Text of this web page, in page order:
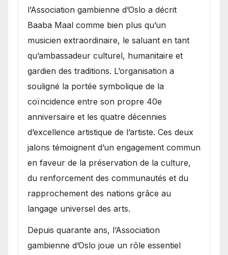
l’Association gambienne d’Oslo a décrit
Baaba Maal comme bien plus qu’un
musicien extraordinaire, le saluant en tant
qu’ambassadeur culturel, humanitaire et
gardien des traditions. L’organisation a
souligné la portée symbolique de la
coïncidence entre son propre 40e
anniversaire et les quatre décennies
d’excellence artistique de l’artiste. Ces deux
jalons témoignent d’un engagement commun
en faveur de la préservation de la culture,
du renforcement des communautés et du
rapprochement des nations grâce au
langage universel des arts.
​Depuis quarante ans, l’Association
gambienne d’Oslo joue un rôle essentiel